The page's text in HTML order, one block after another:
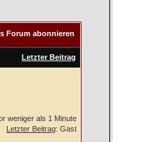
Forum abonnieren
Letzter Beitrag
weniger als 1 Minute
Letzter Beitrag: Gast